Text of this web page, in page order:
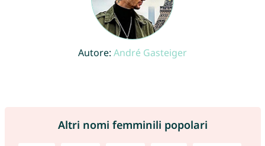
Autore: André Gasteiger
Altri nomi femminili popolari